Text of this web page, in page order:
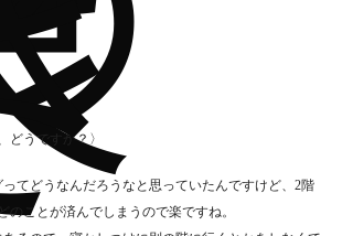
どうですか？〉
てどうなんだろうなと思っていたんですけど、2階
のことが済んでしまうので楽ですね。